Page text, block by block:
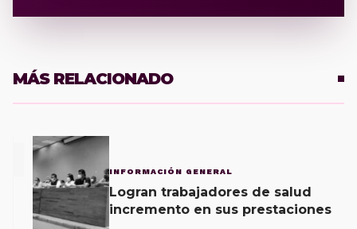
MÁS RELACIONADO
INFORMACIÓN GENERAL
Logran trabajadores de salud
incremento en sus prestaciones